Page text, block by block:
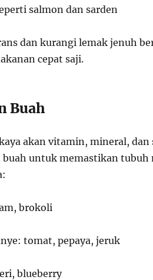
salmon dan sarden
dan kurangi lemak jenuh
cepat saji.
Buah
akan vitamin, mineral,
buah untuk memastikan tubuh
brokoli
tomat, pepaya, jeruk
blueberry